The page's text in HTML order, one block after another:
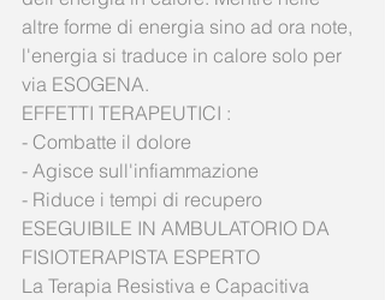
altre forme di energia sino ad ora note,
l'energia si traduce in calore solo per
via ESOGENA.
EFFETTI TERAPEUTICI :
- Combatte il dolore
- Agisce sull'infiammazione
- Riduce i tempi di recupero
ESEGUIBILE IN AMBULATORIO DA
FISIOTERAPISTA ESPERTO
La Terapia Resistiva e Capacitiva